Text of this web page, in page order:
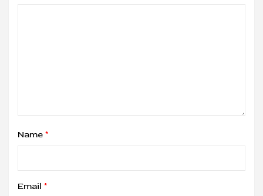
Name *
Email *